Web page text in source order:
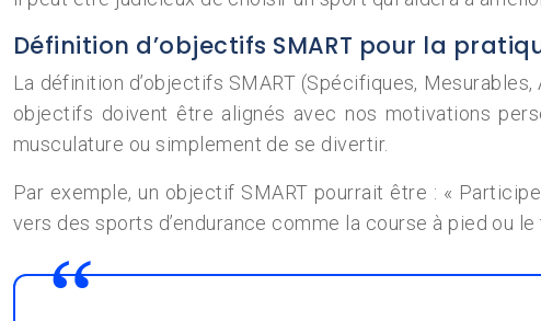
Définition d’objectifs SMART pour la
La définition d’objectifs SMART (Spécifiques,
objectifs doivent être alignés avec nos motivations
musculature ou simplement de se divertir.
Par exemple, un objectif SMART pourrait être : «
vers des sports d’endurance comme la course à pied ou le